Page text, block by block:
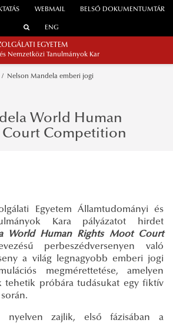
WEBMAIL BELSŐ DOKUMENTUMTÁR
ENG
EGYETEM
Nemzetközi Tanulmányok Kar
Nelson Mandela emberi jogi
World Human
Court Competition
Egyetem Államtudományi és
Kara pályázatot hirdet
World Human Rights Moot Court
perbeszédversenyen való
a világ legnagyobb emberi jogi
megmérettetése, amelyen
tehetik próbára tudásukat egy fiktív
nyelven zajlik, első fázisában a